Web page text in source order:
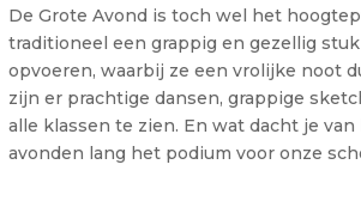
De Grote Avond is toch wel het
traditioneel een grappig en gezellig
opvoeren, waarbij ze een vrolijke noot
zijn er prachtige dansen, grappige
alle klassen te zien. En wat dacht je
avonden lang het podium voor onze